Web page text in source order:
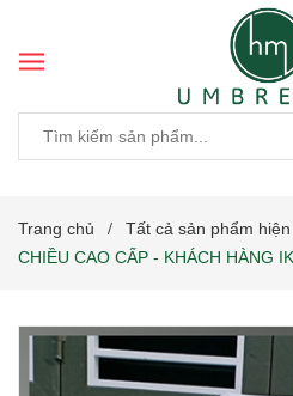
Trang chủ / Tất cả sản phẩm
CHIỀU CAO CẤP - KHÁCH HÀNG